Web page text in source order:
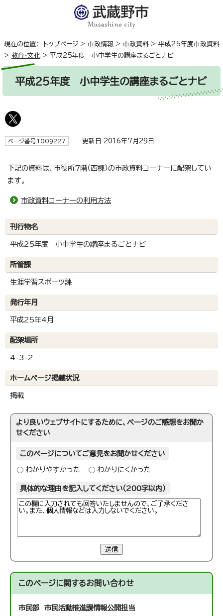
現在の位置： トップページ > 市政情報 > 市政資料 > 平成25年度市政資料
> 教育・文化 > 平成25年度 小中学生の講座まるごとナビ
平成25年度 小中学生の講座まるごとナビ
ページ番号1009227 更新日 2016年7月29日
下記の資料は、市役所7階（西棟）の市政資料コーナーに配架してい
ます。
市政資料コーナーの利用方法
刊行物名
平成25年度 小中学生の講座まるごとナビ
所管課
生涯学習スポーツ課
発行年月
平成25年4月
配架場所
4-3-2
ホームページ掲載状況
掲載
より良いウェブサイトにするために、ページのご感想をお聞か
せください
このページについてご意見をお聞かせください
わかりやすかった わかりにくかった
具体的な理由を記入してください（200字以内）
送信
このページに関するお問い合わせ
市民部 市民活動推進課情報公開担当